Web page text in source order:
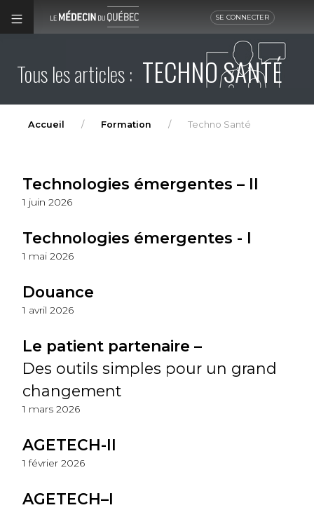
SE CONNECTER
Tous les articles : TECHNO SANTÉ
Accueil Formation Techno Santé
Technologies émergentes – II
1 juin 2026
Technologies émergentes - I
1 mai 2026
Douance
1 avril 2026
Le patient partenaire –
Des outils simples pour un grand
changement
1 mars 2026
AGETECH-II
1 février 2026
AGETECH–I